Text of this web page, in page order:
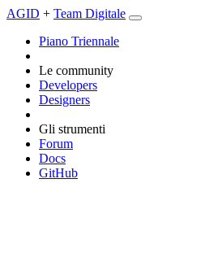
AGID + Team Digitale
Piano Triennale
Le community
Developers
Designers
Gli strumenti
Forum
Docs
GitHub